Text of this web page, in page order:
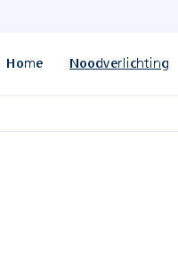
Home Noodverlichting